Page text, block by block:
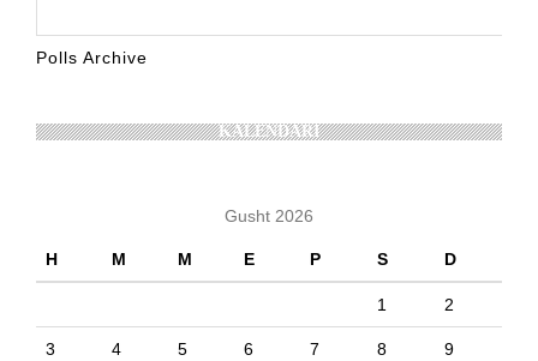
Polls Archive
KALENDARI
Gusht 2026
H M M E P S D
1 2
3 4 5 6 7 8 9